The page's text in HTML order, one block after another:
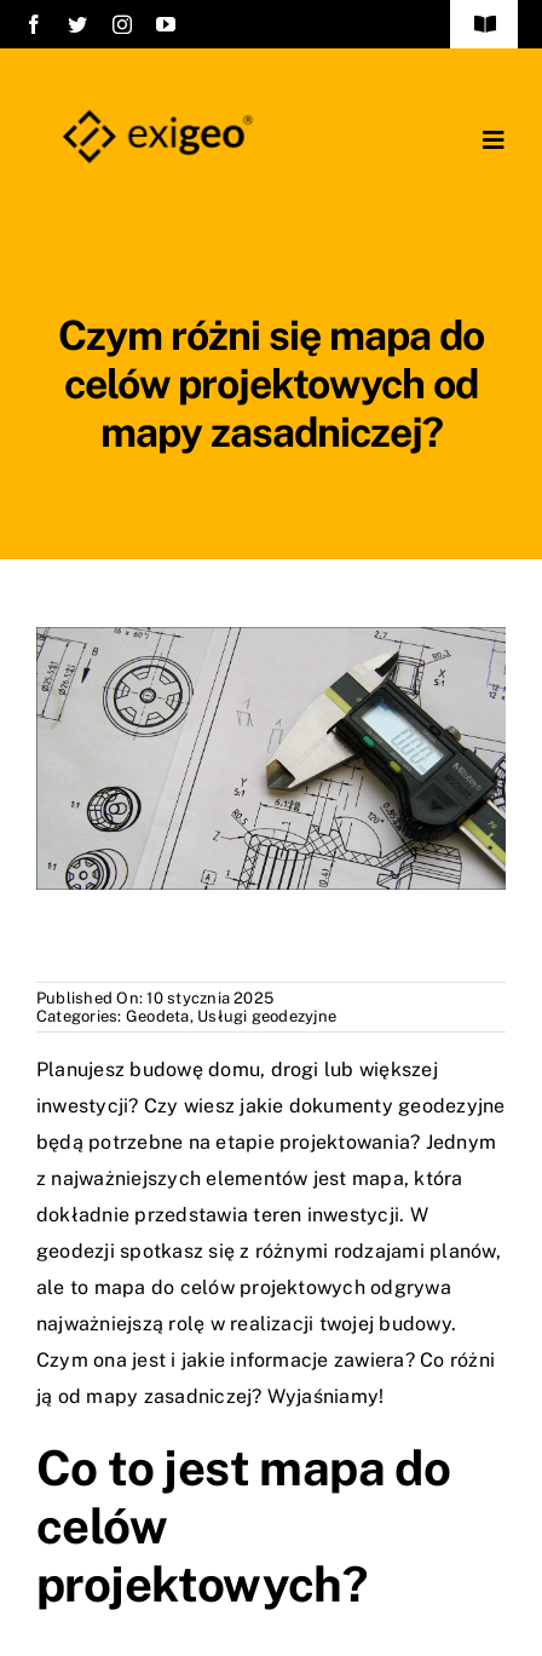
Przejdź
do
Toggle
Kontakt
O nas
Kariera
Blog
Kontakt
Czym różni się mapa do
celów projektowych od
mapy zasadniczej?
Published On: 10 stycznia 2025
Categories: Geodeta, Usługi geodezyjne
Planujesz budowę domu, drogi lub większej
inwestycji? Czy wiesz jakie dokumenty geodezyjne
będą potrzebne na etapie projektowania? Jednym
z najważniejszych elementów jest mapa, która
dokładnie przedstawia teren inwestycji. W
geodezji spotkasz się z różnymi rodzajami planów,
ale to mapa do celów projektowych odgrywa
najważniejszą rolę w realizacji twojej budowy.
Czym ona jest i jakie informacje zawiera? Co różni
ją od mapy zasadniczej? Wyjaśniamy!
Co to jest mapa do
celów
projektowych?